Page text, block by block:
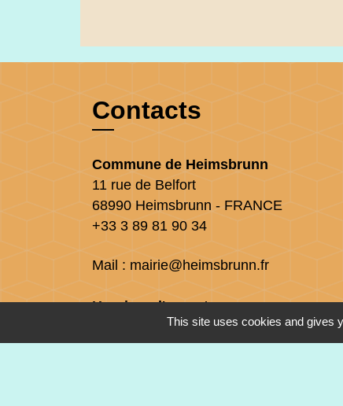
Contacts
Commune de Heimsbrunn
11 rue de Belfort
68990 Heimsbrunn - FRANCE
+33 3 89 81 90 34
Mail : mairie@heimsbrunn.fr
Horaires d'ouverture:
Jusqu'au 31 août :
This site uses cookies and gives